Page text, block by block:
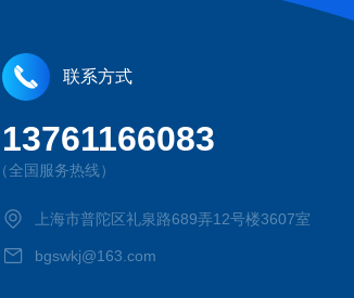
联系方式
13761166083
（全国服务热线）
上海市普陀区礼泉路689弄12号楼3607室
bgswkj@163.com